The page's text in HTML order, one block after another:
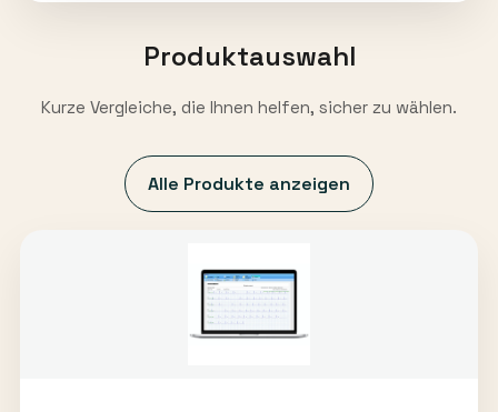
Produktauswahl
Kurze Vergleiche, die Ihnen helfen, sicher zu wählen.
Alle Produkte anzeigen